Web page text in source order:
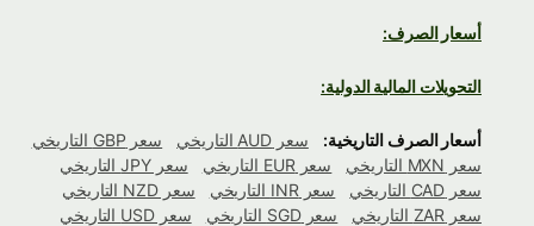
أسعار الصرف:
التحويلات المالية الدولية:
أسعار الصرف التاريخية: سعر AUD التاريخي
سعر GBP التاريخي
سعر MXN التاريخي
سعر EUR التاريخي
سعر JPY التاريخي
سعر CAD التاريخي
سعر INR التاريخي
سعر NZD التاريخي
سعر ZAR التاريخي
سعر SGD التاريخي
سعر USD التاريخي